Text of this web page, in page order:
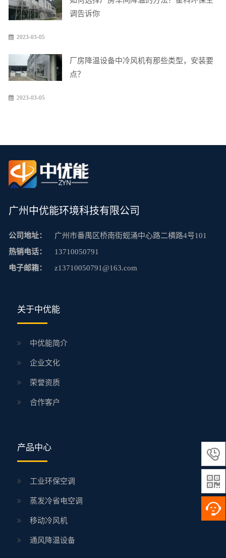
调告诉你
2023-03-05
厂房降温设备中冷风机有那些类型，安装要
点？
2023-03-05
广州中优能环境科技有限公司
公司地址：
广州市番禺区桥南街蚬涌中心路二横路4号101
热销电话：
13710050791
电子邮箱：
z13710050791@163.com
关于中优能
中优能简介
企业文化
荣誉资质
合作客户
产品中心
工业环保空调
蒸发冷省电空调
移动冷风机
通风降温设备

